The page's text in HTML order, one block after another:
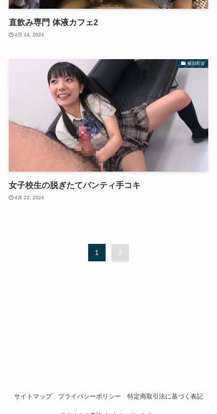
直飲み専門 体液カフェ2
4月 24, 2024
篠田彩音
女子校生の脱ぎたてパンティ手コキ
4月 22, 2024
1 2
サイトマップ プライバシーポリシー 特定商取引法に基づく表記